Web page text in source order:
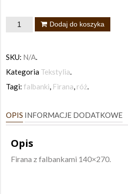
ilość
Lorena
140x270
Dodaj do koszyka
SKU: N/A.
Kategoria Tekstylia.
Tagi:falbanki, Firana, róż.
OPIS INFORMACJE DODATKOWE
Opis
Firana z falbankami 140×270.